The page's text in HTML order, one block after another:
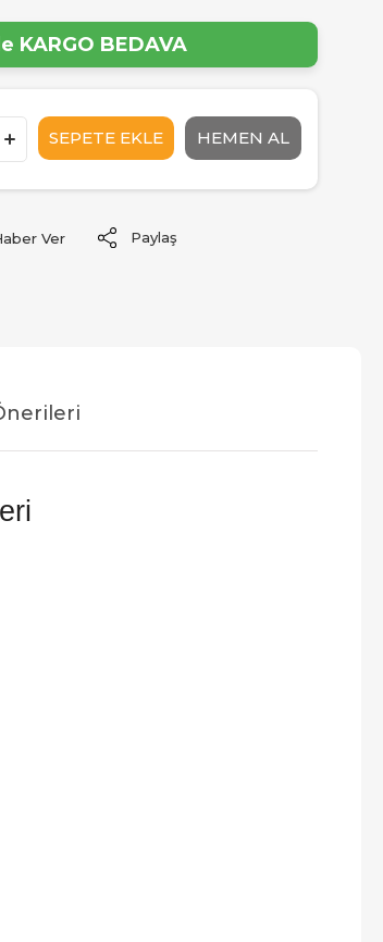
KARGO BEDAVA
Ver Paylaş